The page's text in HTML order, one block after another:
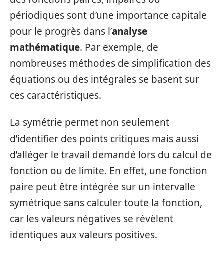
périodiques sont d’une importance capitale
pour le progrès dans l’analyse
mathématique. Par exemple, de
nombreuses méthodes de simplification des
équations ou des intégrales se basent sur
ces caractéristiques.
La symétrie permet non seulement
d’identifier des points critiques mais aussi
d’alléger le travail demandé lors du calcul de
fonction ou de limite. En effet, une fonction
paire peut être intégrée sur un intervalle
symétrique sans calculer toute la fonction,
car les valeurs négatives se révèlent
identiques aux valeurs positives.